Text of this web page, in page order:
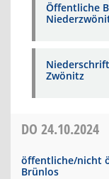
Öffentliche
Zwönitz
DO 24.10.2024
öffentliche/nicht
Brünlos